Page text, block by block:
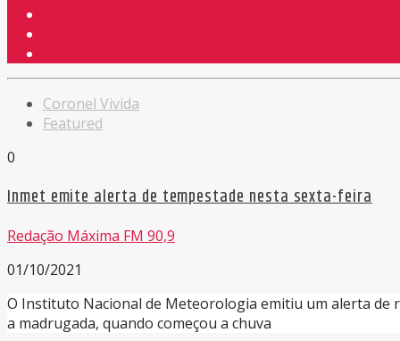
Coronel Vivida
Featured
0
Inmet emite alerta de tempestade nesta sexta-feira
Redação Máxima FM 90,9
01/10/2021
O Instituto Nacional de Meteorologia emitiu um alerta de
a madrugada, quando começou a chuva